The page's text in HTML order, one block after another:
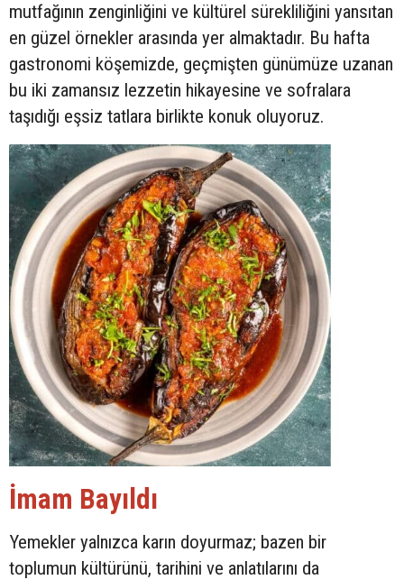
mutfağının zenginliğini ve kültürel sürekliliğini yansıtan
en güzel örnekler arasında yer almaktadır. Bu hafta
gastronomi köşemizde, geçmişten günümüze uzanan
bu iki zamansız lezzetin hikayesine ve sofralara
taşıdığı eşsiz tatlara birlikte konuk oluyoruz.
İmam Bayıldı
Yemekler yalnızca karın doyurmaz; bazen bir
toplumun kültürünü, tarihini ve anlatılarını da